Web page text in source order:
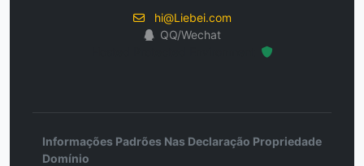
hi@Liebei.com
QQ/Wechat
Informações Padrões Nas Declaração Propriedade
Domínio